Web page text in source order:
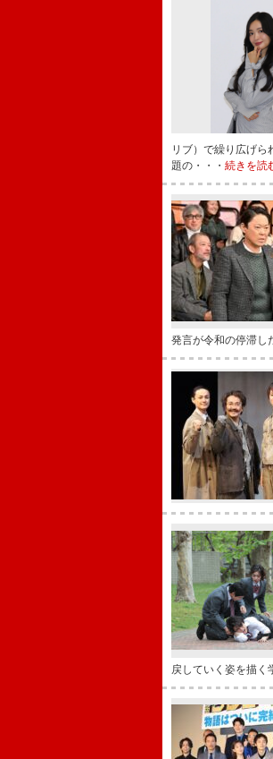
リブ）で繰り広げ
題の・・・ 続きを読
発言が令和の停滞し
戻していく姿を描く